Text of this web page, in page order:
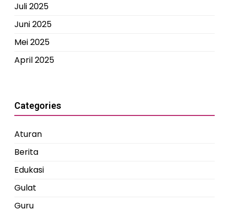
Juli 2025
Juni 2025
Mei 2025
April 2025
Categories
Aturan
Berita
Edukasi
Gulat
Guru